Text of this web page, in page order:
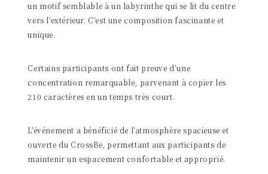
un motif semblable à un labyrinthe qui se lit du centre
vers l’extérieur. C’est une composition fascinante et
unique.
Certains participants ont fait preuve d’une
concentration remarquable, parvenant à copier les
210 caractères en un temps très court.
L’événement a bénéficié de l’atmosphère spacieuse et
ouverte du CrossBe, permettant aux participants de
maintenir un espacement confortable et approprié.